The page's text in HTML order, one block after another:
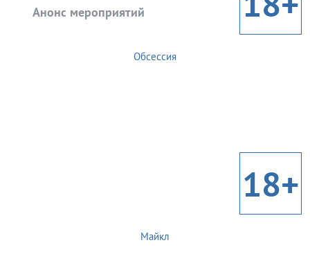
Анонс мероприятий
Обсессия
18+
Майкл